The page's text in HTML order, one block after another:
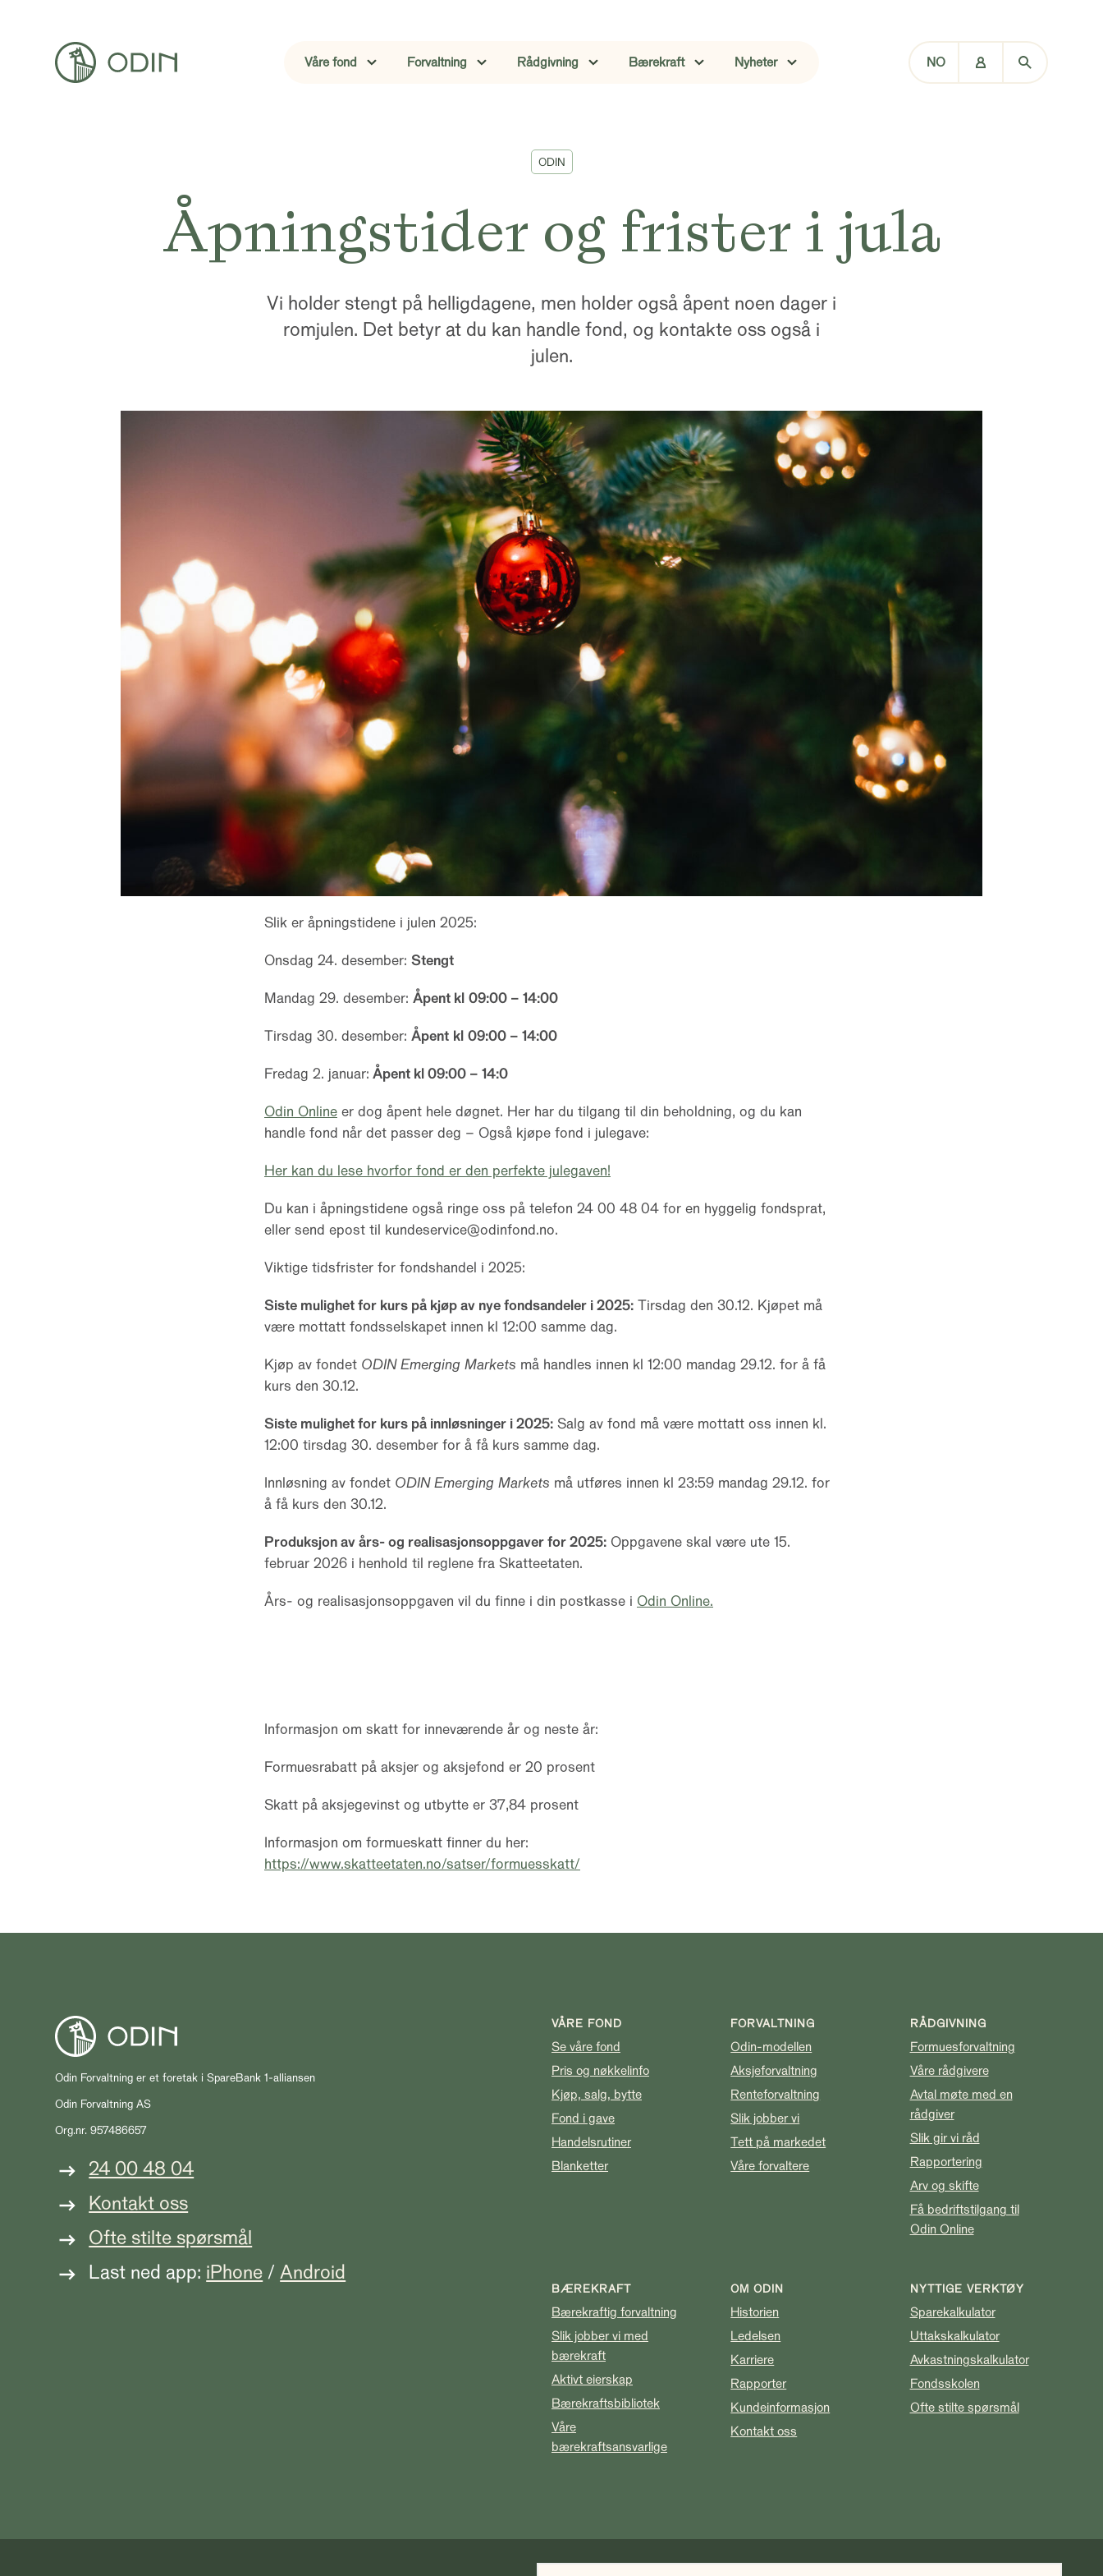
Våre fond Forvaltning Rådgivning Bærekraft Nyheter NO
ODIN
Åpningstider og frister i jula
Vi holder stengt på helligdagene, men holder også åpent noen dager i
romjulen. Det betyr at du kan handle fond, og kontakte oss også i
julen.
Slik er åpningstidene i julen 2025:
Onsdag 24. desember: Stengt
Mandag 29. desember: Åpent kl 09:00 – 14:00
Tirsdag 30. desember: Åpent kl 09:00 – 14:00
Fredag 2. januar: Åpent kl 09:00 – 14:0
Odin Online er dog åpent hele døgnet. Her har du tilgang til din beholdning, og du kan
handle fond når det passer deg – Også kjøpe fond i julegave:
Her kan du lese hvorfor fond er den perfekte julegaven!
Du kan i åpningstidene også ringe oss på telefon 24 00 48 04 for en hyggelig fondsprat,
eller send epost til kundeservice@odinfond.no.
Viktige tidsfrister for fondshandel i 2025:
Siste mulighet for kurs på kjøp av nye fondsandeler i 2025: Tirsdag den 30.12. Kjøpet må
være mottatt fondsselskapet innen kl 12:00 samme dag.
Kjøp av fondet ODIN Emerging Markets må handles innen kl 12:00 mandag 29.12. for å få
kurs den 30.12.
Siste mulighet for kurs på innløsninger i 2025: Salg av fond må være mottatt oss innen kl.
12:00 tirsdag 30. desember for å få kurs samme dag.
Innløsning av fondet ODIN Emerging Markets må utføres innen kl 23:59 mandag 29.12. for
å få kurs den 30.12.
Produksjon av års- og realisasjonsoppgaver for 2025: Oppgavene skal være ute 15.
februar 2026 i henhold til reglene fra Skatteetaten.
Års- og realisasjonsoppgaven vil du finne i din postkasse i Odin Online.
Informasjon om skatt for inneværende år og neste år:
Formuesrabatt på aksjer og aksjefond er 20 prosent
Skatt på aksjegevinst og utbytte er 37,84 prosent
Informasjon om formueskatt finner du her:
https://www.skatteetaten.no/satser/formuesskatt/
Odin Forvaltning er et foretak i SpareBank 1-alliansen
Odin Forvaltning AS
Org.nr. 957486657
24 00 48 04
Kontakt oss
Ofte stilte spørsmål
Last ned app: iPhone /Android
VÅRE FOND
Se våre fond
Pris og nøkkelinfo
Kjøp, salg, bytte
Fond i gave
Handelsrutiner
Blanketter
FORVALTNING
Odin-modellen
Aksjeforvaltning
Renteforvaltning
Slik jobber vi
Tett på markedet
Våre forvaltere
RÅDGIVNING
Formuesforvaltning
Våre rådgivere
Avtal møte med en
rådgiver
Slik gir vi råd
Rapportering
Arv og skifte
Få bedriftstilgang til
Odin Online
BÆREKRAFT
Bærekraftig forvaltning
Slik jobber vi med
bærekraft
Aktivt eierskap
Bærekraftsbibliotek
Våre
bærekraftsansvarlige
OM ODIN
Historien
Ledelsen
Karriere
Rapporter
Kundeinformasjon
Kontakt oss
NYTTIGE VERKTØY
Sparekalkulator
Uttakskalkulator
Avkastningskalkulator
Fondsskolen
Ofte stilte spørsmål